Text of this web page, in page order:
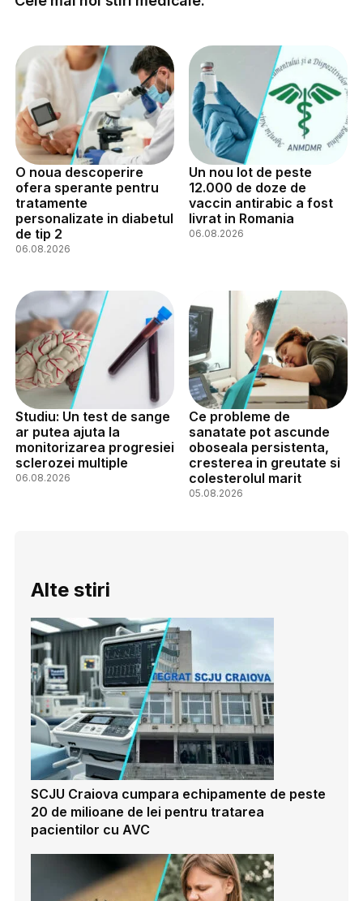
O noua descoperire
ofera sperante pentru
tratamente
personalizate in diabetul
de tip 2
06.08.2026
Un nou lot de peste
12.000 de doze de
vaccin antirabic a fost
livrat in Romania
06.08.2026
Studiu: Un test de sange
ar putea ajuta la
monitorizarea progresiei
sclerozei multiple
06.08.2026
Ce probleme de
sanatate pot ascunde
oboseala persistenta,
cresterea in greutate si
colesterolul marit
05.08.2026
Alte stiri
SCJU Craiova cumpara echipamente de peste
20 de milioane de lei pentru tratarea
pacientilor cu AVC